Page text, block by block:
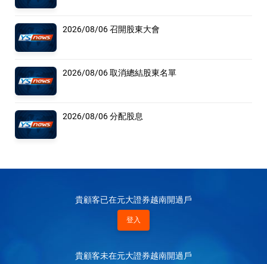
2026/08/06 召開股東大會
2026/08/06 取消總結股東名單
2026/08/06 分配股息
貴顧客已在元大證券越南開過戶
登入
貴顧客未在元大證券越南開過戶